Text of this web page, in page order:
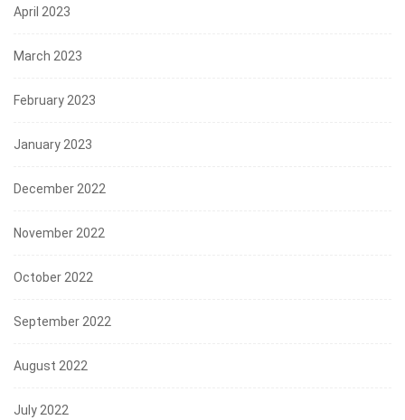
April 2023
March 2023
February 2023
January 2023
December 2022
November 2022
October 2022
September 2022
August 2022
July 2022